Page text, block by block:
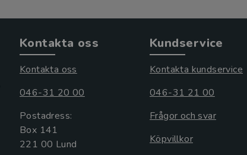
Kontakta oss
Kontakta oss
046-31 20 00
Postadress:
Box 141
221 00 Lund
Kundservice
Kontakta kundservice
046-31 21 00
Frågor och svar
Köpvillkor